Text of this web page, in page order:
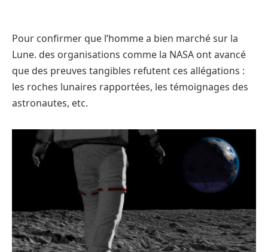
Pour confirmer que l’homme a bien marché sur la
Lune. des organisations comme la NASA ont avancé
que des preuves tangibles refutent ces allégations :
les roches lunaires rapportées, les témoignages des
astronautes, etc.